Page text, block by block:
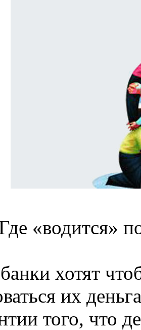
«водится»
хотят
их
того, что